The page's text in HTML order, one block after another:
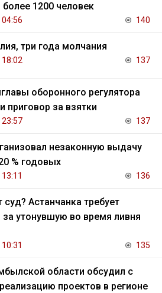
более 1200 человек
140
три года молчания
18:02 137
оборонного регулятора
приговор за взятки
23:57 137
незаконную выдачу
% годовых
136
суд? Астанчанка требует
утонувшую во время ливня
135
области обсудил с
проектов в регионе